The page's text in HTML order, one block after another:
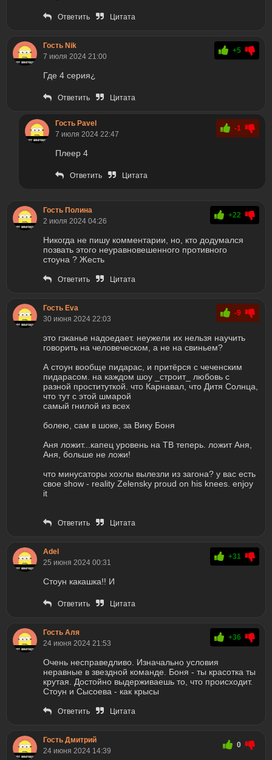
Ответить Цитата
Гость Nik
7 июля 2024 21:00
+5
Где 4 серия¿
Ответить Цитата
Гость Pavel
7 июля 2024 22:47
-1
Плеер 4
Ответить Цитата
Гость Полина
2 июля 2024 04:26
+22
Никогда не пишу комментарии, но, кто додумался
позвать этого неуравновешенного противного
стоуна ? Жесть
Ответить Цитата
Гость Eva
30 июня 2024 22:03
-9
это гэканье надоедает. неужели их нельзя научить
говорить на человеческом, а не на свиньем?
А стоун вообще пидарас, и притёрся с чеченским
пидарасом. на каждом шоу _строит_ любовь с
разной проституткой. что Карнавал, что Дитя Солнца,
что тут с этой шмарой
самый гнилой из всех
болею, сам в шоке, за Вику Боня
Аня ложит...капец уровень на ТВ теперь. ложит Аня,
Аня, больше не ложи!
что минусаторы хохлы вылезли из загона? у вас есть
свое show - reality Zelensky proud on his knees. enjoy
it
Ответить Цитата
Adel
25 июня 2024 00:31
+31
Стоун какашка!! И
Ответить Цитата
Гость Аля
24 июня 2024 21:53
+36
Очень несправедливо. Изначально условия
неравные в звездной команде. Боня - ты красотка ты
крутая. Достойно выдерживаешь то, что происходит.
Стоун и Сысоева - как крысы
Ответить Цитата
Гость Дмитрий
24 июня 2024 14:39
0